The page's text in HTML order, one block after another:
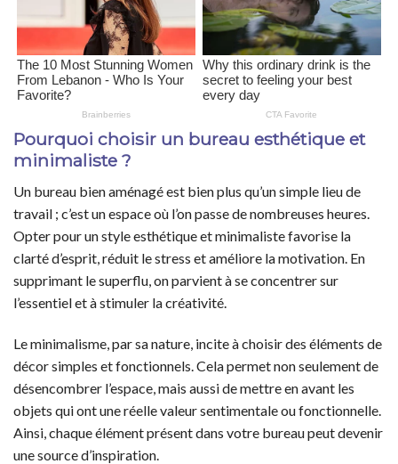
Pourquoi choisir un bureau esthétique et
minimaliste ?
Un bureau bien aménagé est bien plus qu’un simple lieu de
travail ; c’est un espace où l’on passe de nombreuses heures.
Opter pour un style esthétique et minimaliste favorise la
clarté d’esprit, réduit le stress et améliore la motivation. En
supprimant le superflu, on parvient à se concentrer sur
l’essentiel et à stimuler la créativité.
Le minimalisme, par sa nature, incite à choisir des éléments de
décor simples et fonctionnels. Cela permet non seulement de
désencombrer l’espace, mais aussi de mettre en avant les
objets qui ont une réelle valeur sentimentale ou fonctionnelle.
Ainsi, chaque élément présent dans votre bureau peut devenir
une source d’inspiration.